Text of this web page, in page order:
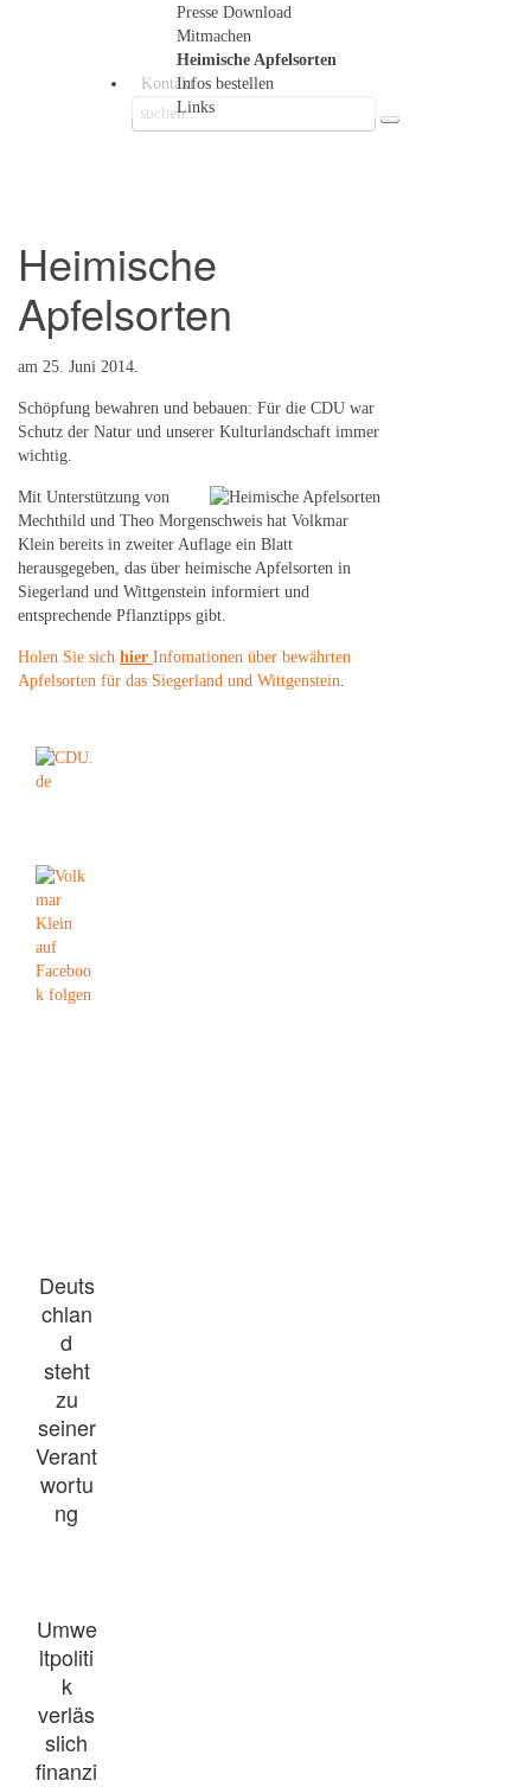
Presse Download
Mitmachen
Heimische Apfelsorten
Infos bestellen
Links
Kontakt
Heimische
Apfelsorten
am 25. Juni 2014.
Schöpfung bewahren und bebauen: Für die CDU war
Schutz der Natur und unserer Kulturlandschaft immer
wichtig.
Mit Unterstützung von
Mechthild und Theo Morgenschweis hat Volkmar
Klein bereits in zweiter Auflage ein Blatt
herausgegeben, das über heimische Apfelsorten in
Siegerland und Wittgenstein informiert und
entsprechende Pflanztipps gibt.
Holen Sie sich hier Infomationen über bewährten
Apfelsorten für das Siegerland und Wittgenstein.
Deuts
chlan
d
steht
zu
seiner
Verant
wortu
ng
Umwe
ltpoliti
k
verläs
slich
finanzi